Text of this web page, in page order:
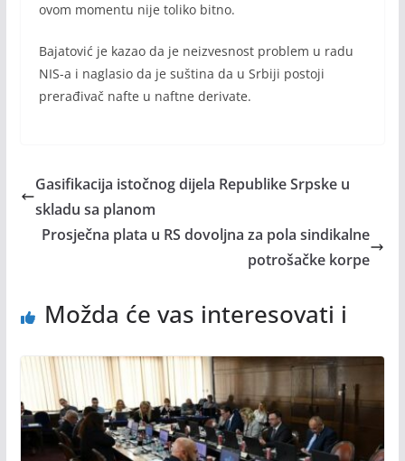
ovom momentu nije toliko bitno.
Bajatović je kazao da je neizvesnost problem u radu
NIS-a i naglasio da je suština da u Srbiji postoji
prerađivač nafte u naftne derivate.
Gasifikacija istočnog dijela Republike Srpske u
skladu sa planom
Prosječna plata u RS dovoljna za pola sindikalne
potrošačke korpe
Možda će vas interesovati i